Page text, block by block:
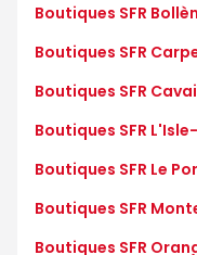
Boutiques SFR
Boutiques SFR
Boutiques SFR
Boutiques SFR
Boutiques SFR Le
Boutiques SFR
Boutiques SFR